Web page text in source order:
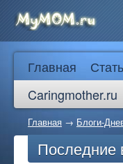
Главная
Caringmother.ru
Главная → Блоги-
Последние